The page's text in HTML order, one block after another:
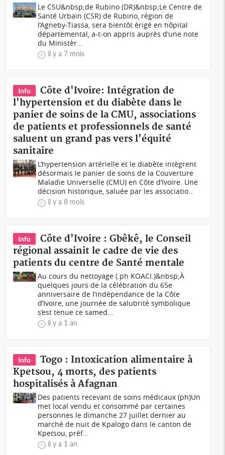
Le CSU&nbsp;de Rubino (DR)&nbsp;Le Centre de
Santé Urbain (CSR) de Rubino, région de
l’Agneby-Tiassa, sera bientôt érigé en hôpital
départemental, a-t-on appris auprès d’une note
du Ministèr...
il y a 7 mois
Info
Côte d'Ivoire: Intégration de
l'hypertension et du diabète dans le
panier de soins de la CMU, associations
de patients et professionnels de santé
saluent un grand pas vers l'équité
sanitaire
L’hypertension artérielle et le diabète intègrent
désormais le panier de soins de la Couverture
Maladie Universelle (CMU) en Côte d’Ivoire. Une
décision historique, saluée par les associatio...
il y a 8 mois
Info
Côte d'Ivoire : Gbêkê, le Conseil
régional assainit le cadre de vie des
patients du centre de Santé mentale
Au cours du nettoyage (.ph KOACI.)&nbsp;À
quelques jours de la célébration du 65e
anniversaire de l’indépendance de la Côte
d’Ivoire, une journée de salubrité symbolique
s’est tenue ce samed...
il y a 1 an
Info
Togo : Intoxication alimentaire à
Kpetsou, 4 morts, des patients
hospitalisés à Afagnan
Des patients recevant de soins médicaux (ph)Un
met local vendu et consommé par certaines
personnes le dimanche 27 juillet dernier au
marché de nuit de Kpalogo dans le canton de
Kpetsou, préf...
il y a 1 an